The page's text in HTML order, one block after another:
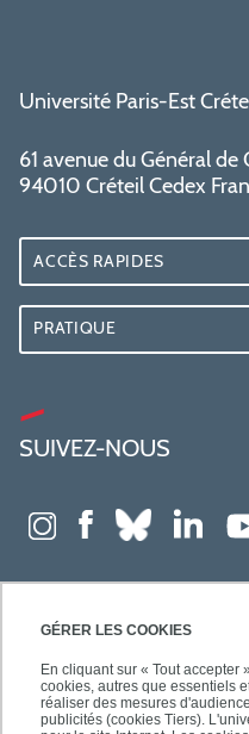
GÉRER LES COOKIES
En cliquant sur « Tout accepter
cookies, autres que essentiels
réaliser des mesures
publicités (cookies Tiers).
Université Paris-Est
61 avenue du Général de
94010 Créteil Cedex
ACCÈS RAPIDES
PRATIQUE
SUIVEZ-NOUS